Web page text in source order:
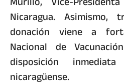
Nicaragua. Asimismo,
donación viene a
Nacional de
disposición
nicaragüense.